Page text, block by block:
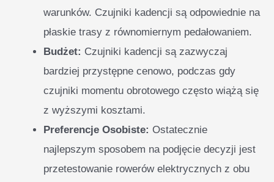
warunków. Czujniki kadencji są odpowiednie na
płaskie trasy z równomiernym pedałowaniem.
Budżet: Czujniki kadencji są zazwyczaj
bardziej przystępne cenowo, podczas gdy
czujniki momentu obrotowego często wiążą się
z wyższymi kosztami.
Preferencje Osobiste: Ostatecznie
najlepszym sposobem na podjęcie decyzji jest
przetestowanie rowerów elektrycznych z obu